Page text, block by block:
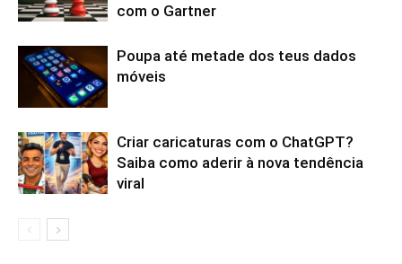
com o Gartner
Poupa até metade dos teus dados
móveis
Criar caricaturas com o ChatGPT?
Saiba como aderir à nova tendência
viral